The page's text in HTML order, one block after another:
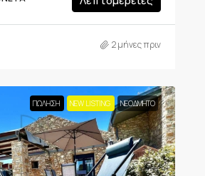
2 μήνες πριν
ΠΏΛΗΣΗ NEW LISTING ΝΕΟΔΜΗΤΟ